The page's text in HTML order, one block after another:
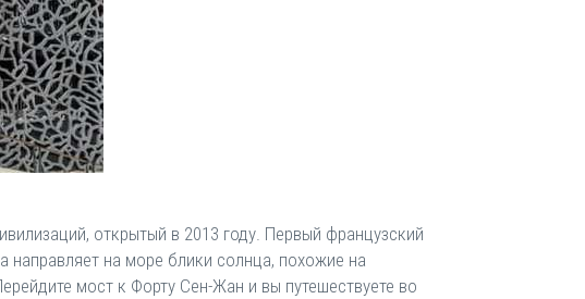
открытый в 2013 году. Первый французский
направляет на море блики солнца, похожие на
мост к Форту Сен-Жан и вы путешествуете во